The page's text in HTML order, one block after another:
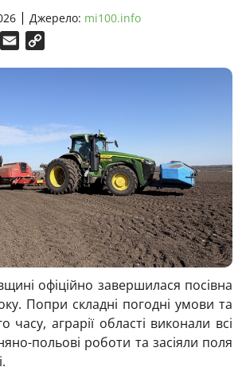
Джерело: mi100.info
WhatsApp
Email
офіційно завершилася посівна
Попри складні погодні умови та
часу, аграрії області виконали всі
польові роботи та засіяли поля